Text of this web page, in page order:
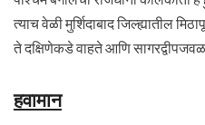
त्याच वेळी मुर्शिदाबाद जिल्ह्यातील
ते दक्षिणेकडे वाहते आणि
हवामान